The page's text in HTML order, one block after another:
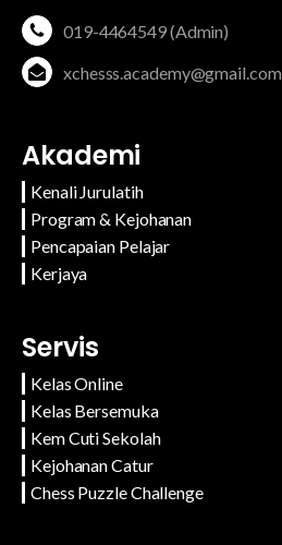
019-4464549 (Admin)
xchesss.academy@gmail.com
Akademi
Kenali Jurulatih
Program & Kejohanan
Pencapaian Pelajar
Kerjaya
Servis
Kelas Online
Kelas Bersemuka
Kem Cuti Sekolah
Kejohanan Catur
Chess Puzzle Challenge